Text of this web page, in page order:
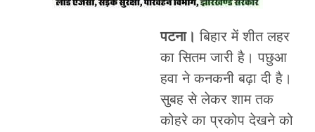
पटना। बिहार में शीत लहर
का सितम जारी है। पछुआ
हवा ने कनकनी बढ़ा दी है।
सुबह से लेकर शाम तक
कोहरे का प्रकोप देखने को